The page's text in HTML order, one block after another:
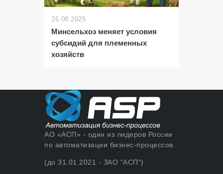
26.08.2025
Минсельхоз меняет условия
субсидий для племенных
хозяйств
АО «АСП» - один из лидеров России
по автоматизации бизнес-процессов.
(до 31.01.2021 - ЗАО "АСП")